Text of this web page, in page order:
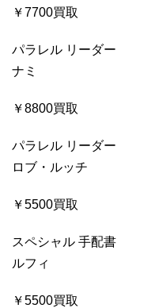
￥7700買取
パラレル リーダー
ナミ
￥8800買取
パラレル リーダー
ロブ・ルッチ
￥5500買取
スペシャル 手配書
ルフィ
￥5500買取